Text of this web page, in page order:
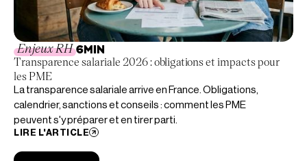
Enjeux RH 6MIN
Transparence salariale 2026 : obligations et impacts pour
les PME
La transparence salariale arrive en France. Obligations,
calendrier, sanctions et conseils : comment les PME
peuvent s'y préparer et en tirer parti.
LIRE L'ARTICLE